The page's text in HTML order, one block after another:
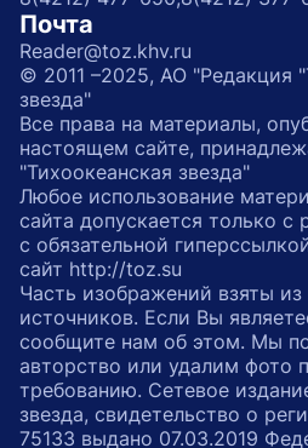
Почта
Reader@toz.khv.ru
© 2011 –2025, АО "Редакция
звезда"
Все права на материалы,
настоящем сайте,
"Тихоокеанская звезда"
Любое использование
сайта допускается только с
с обязательной
сайт http://toz.su
Часть изображений взяты
источников. Если Вы
сообщите нам об этом. Мы
авторство или удалим фото
требованию. Сетевое
звезда, свидетельство о
75133 выдано 07.03.2019